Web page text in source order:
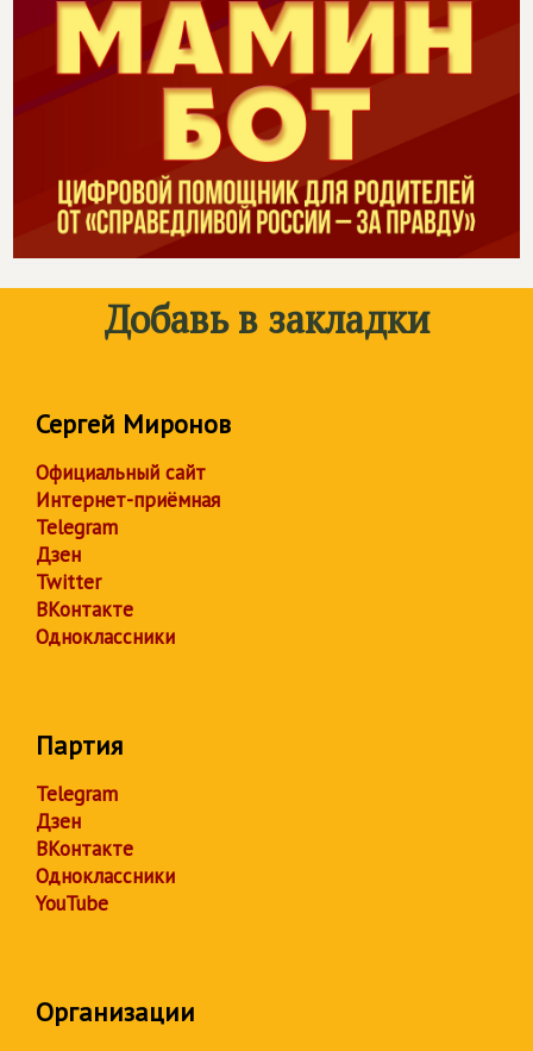
Добавь в закладки
Сергей Миронов
Официальный сайт
Интернет-приёмная
Telegram
Дзен
Twitter
ВКонтакте
Одноклассники
Партия
Telegram
Дзен
ВКонтакте
Одноклассники
YouTube
Организации